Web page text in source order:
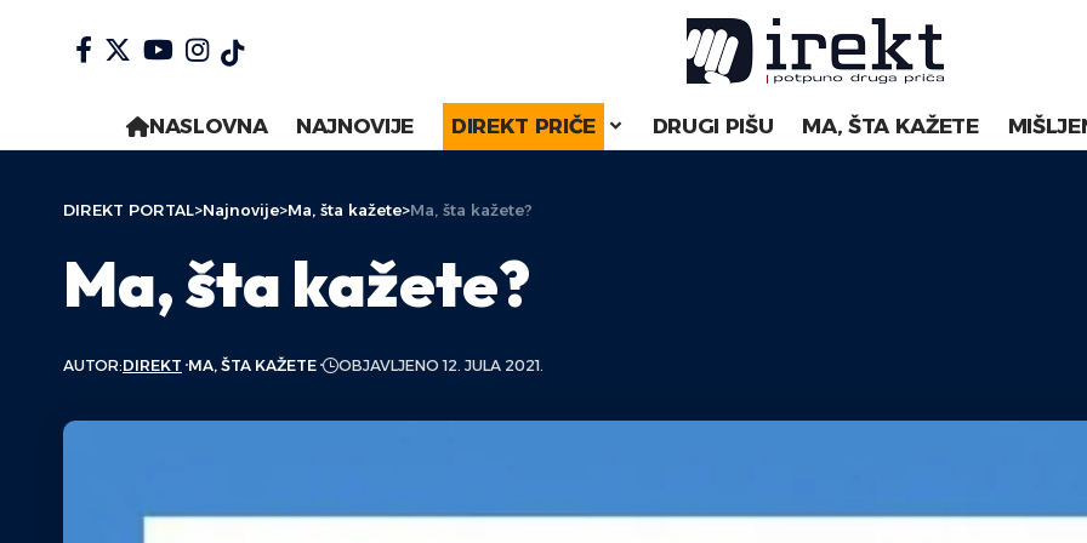
NASLOVNA NAJNOVIJE DIREKT PRIČE DRUGI PIŠU MA, ŠTA KAŽETE
DIREKT PORTAL>Najnovije>Ma, šta kažete>Ma, šta kažete?
Ma, šta kažete?
AUTOR:DIREKT MA, ŠTA KAŽETE OBJAVLJENO 12. JULA 2021.